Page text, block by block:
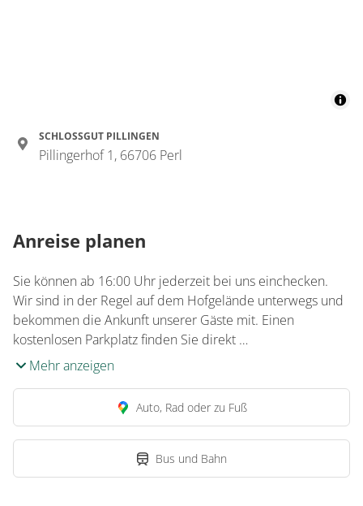
SCHLOSSGUT PILLINGEN
Pillingerhof 1, 66706 Perl
Anreise planen
Sie können ab 16:00 Uhr jederzeit bei uns einchecken.
Wir sind in der Regel auf dem Hofgelände unterwegs und
bekommen die Ankunft unserer Gäste mit. Einen
kostenlosen Parkplatz finden Sie direkt …
Mehr anzeigen
Auto, Rad oder zu Fuß
Bus und Bahn